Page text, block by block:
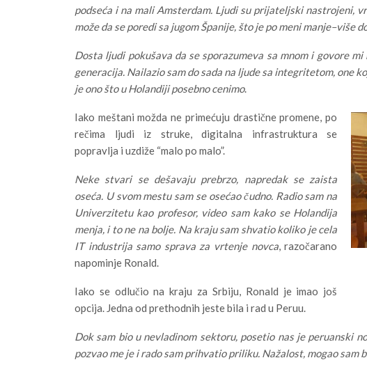
podseća i na mali Amsterdam. Ljudi su prijateljski nastrojeni,
može da se poredi sa jugom Španije, što je po meni manje–više
Dosta ljudi pokušava da se sporazumeva sa mnom i govore
generacija. Nailazio sam do sada na ljude sa integritetom, one
je ono što u Holandiji posebno cenimo.
Iako meštani možda ne primećuju drastične promene, po
rečima ljudi iz struke, digitalna infrastruktura se
popravlja i uzdiže “malo po malo”.
Neke stvari se dešavaju prebrzo, napredak se zaista
oseća. U svom mestu sam se osećao čudno. Radio sam na
Univerzitetu kao profesor, video sam kako se Holandija
menja, i to ne na bolje. Na kraju sam shvatio koliko je cela
IT industrija samo sprava za vrtenje novca, razočarano
napominje Ronald.
Iako se odlučio na kraju za Srbiju, Ronald je imao još
opcija. Jedna od prethodnih jeste bila i rad u Peruu.
Dok sam bio u nevladinom sektoru, posetio nas je peruanski
pozvao me je i rado sam prihvatio priliku. Nažalost, mogao sam